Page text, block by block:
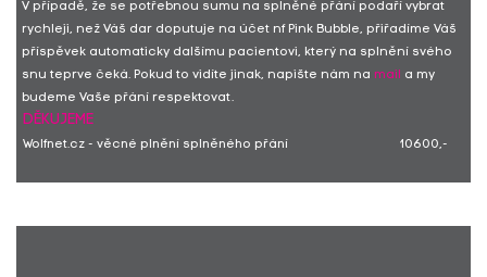
V případě, že se potřebnou sumu na splněné přání podaří vybrat
rychleji, než Váš dar doputuje na účet nf Pink Bubble, přiřadíme Váš
příspěvek automaticky dalšímu pacientovi, který na splnění svého
snu teprve čeká. Pokud to vidíte jinak, napište nám na mail
a my
budeme Vaše přání respektovat.
DĚKUJEME
Wolfnet.cz - věcné plnění splněného přání 10600,-